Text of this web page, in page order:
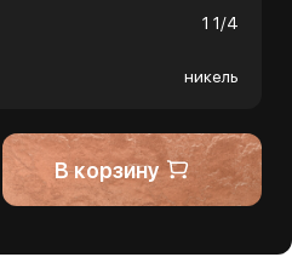
1 1/4
никель
В корзину